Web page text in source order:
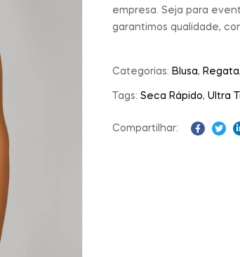
empresa. Seja para
garantimos qualidade,
Categorias: Blusa, Regata,
Tags: Seca Rápido, Ultra
Compartilhar: